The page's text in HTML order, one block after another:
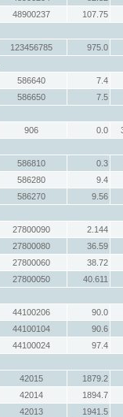
48900237 107.75
123456785 975.0
586640 7.4
586650 7.5
906 0.0
586810 0.3
586280 9.4
586270 9.56
27800090 2.144
27800080 36.59
27800060 38.72
27800050 40.611
44100206 90.0
44100104 90.6
44100024 97.4
42015 1879.2
42014 1894.7
42013 1941.5